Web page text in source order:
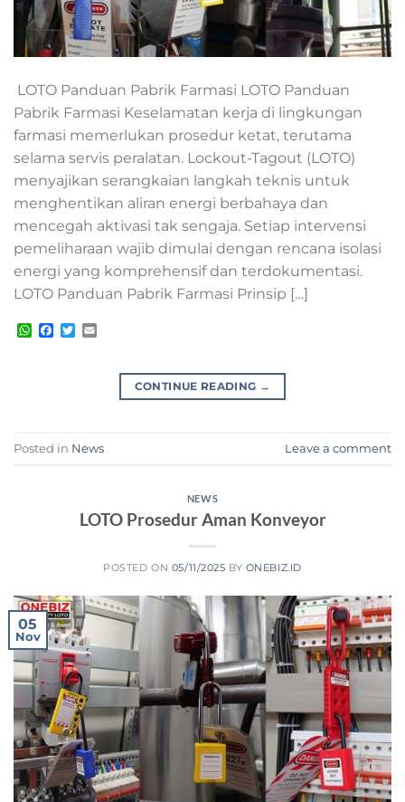
LOTO Panduan Pabrik Farmasi LOTO Panduan
Pabrik Farmasi Keselamatan kerja di lingkungan
farmasi memerlukan prosedur ketat, terutama
selama servis peralatan. Lockout-Tagout (LOTO)
menyajikan serangkaian langkah teknis untuk
menghentikan aliran energi berbahaya dan
mencegah aktivasi tak sengaja. Setiap intervensi
pemeliharaan wajib dimulai dengan rencana isolasi
energi yang komprehensif dan terdokumentasi.
LOTO Panduan Pabrik Farmasi Prinsip […]
WhatsApp
Facebook
Twitter
CONTINUE READING →
Posted in News Leave a comment
NEWS
LOTO Prosedur Aman Konveyor
POSTED ON 05/11/2025 BY ONEBIZ.ID
05
Nov